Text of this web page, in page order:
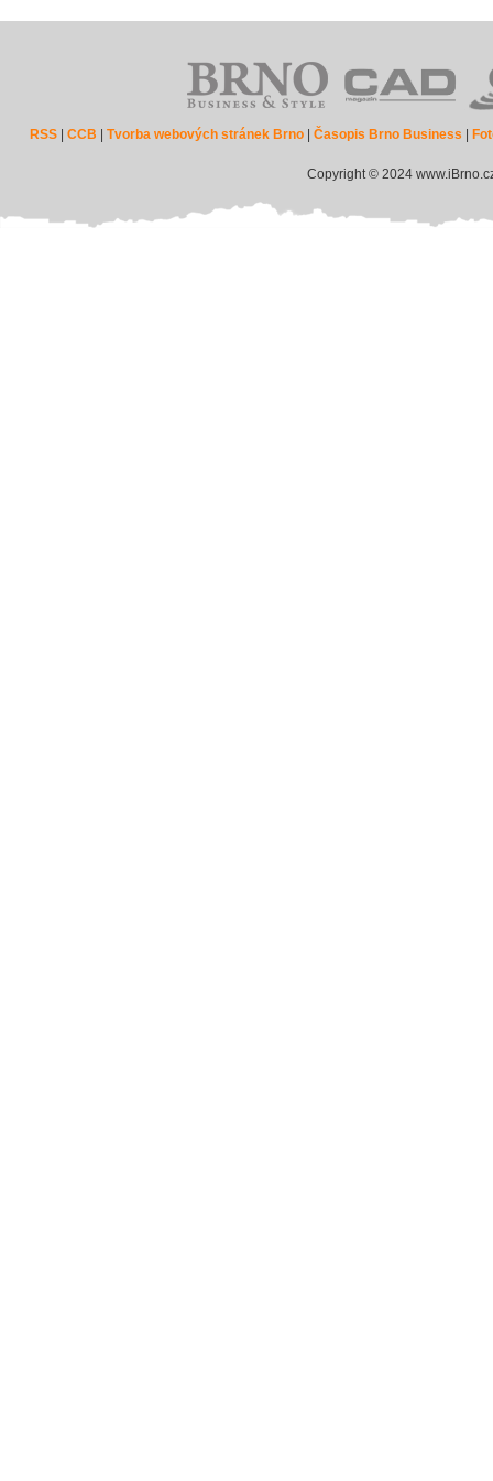
RSS |CCB |Tvorba webových stránek Brno |Časopis Brno Business
Copyright © 2024